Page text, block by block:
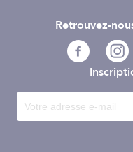
Retrouvez-